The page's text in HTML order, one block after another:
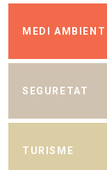
MEDI AMBIENT
SEGURETAT
TURISME